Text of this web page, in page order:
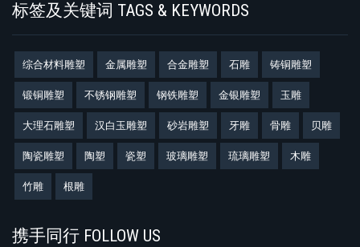
标签及关键词 TAGS & KEYWORDS
综合材料雕塑 金属雕塑 合金雕塑 石雕 铸铜雕塑
锻铜雕塑 不锈钢雕塑 钢铁雕塑 金银雕塑 玉雕
大理石雕塑 汉白玉雕塑 砂岩雕塑 牙雕 骨雕 贝雕
陶瓷雕塑 陶塑 瓷塑 玻璃雕塑 琉璃雕塑 木雕
竹雕 根雕
携手同行 FOLLOW US